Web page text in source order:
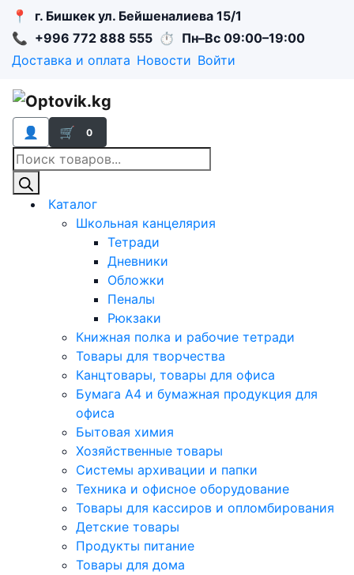
📍
г. Бишкек ул. Бейшеналиева 15/1
📞 +996 772 888 555 ⏱ Пн–Вс 09:00–19:00
Доставка и оплата Новости Войти
👤 🛒 0
Поиск
товаров
Каталог
Школьная канцелярия
Тетради
Дневники
Обложки
Пеналы
Рюкзаки
Книжная полка и рабочие тетради
Товары для творчества
Канцтовары, товары для офиса
Бумага А4 и бумажная продукция для
офиса
Бытовая химия
Хозяйственные товары
Системы архивации и папки
Техника и офисное оборудование
Товары для кассиров и опломбирования
Детские товары
Продукты питание
Товары для дома